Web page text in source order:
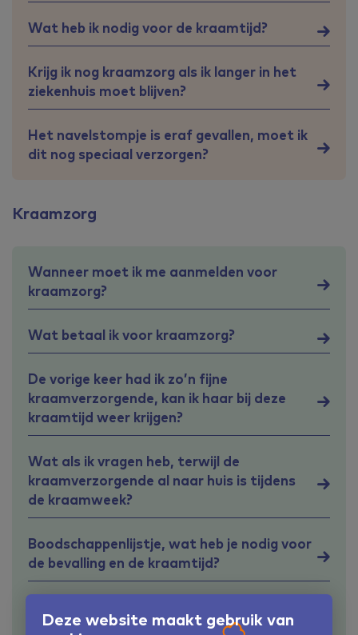
Deze website maakt gebruik van
Wat heb ik nodig voor de kraamtijd?
Krijg ik nog kraamzorg als ik langer in het
ziekenhuis moet blijven?
Het navelstompje is eraf gevallen, moet ik
dit nog speciaal verzorgen?
Kraamzorg
Wanneer moet ik me aanmelden voor
kraamzorg?
Wat betaal ik voor kraamzorg?
De vorige keer had ik zo’n fijne
kraamverzorgende, kan ik haar bij deze
kraamtijd weer krijgen?
Wat als ik vragen heb, terwijl de
kraamverzorgende al naar huis is tijdens
de kraamweek?
Boodschappenlijstje, wat heb je nodig voor
de bevalling en de kraamtijd?